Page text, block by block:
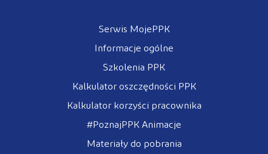
Serwis MojePPK
Informacje ogólne
Szkolenia PPK
Kalkulator oszczędności PPK
Kalkulator korzyści pracownika
#PoznajPPK Animacje
Materiały do pobrania